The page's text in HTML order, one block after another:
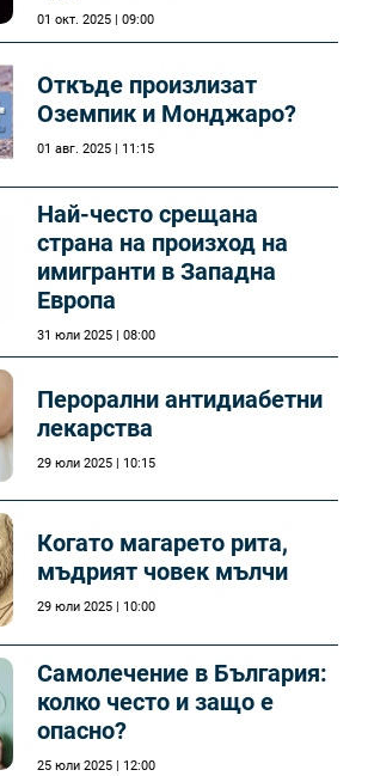
01 окт. 2025 | 09:00
Откъде произлизат
Оземпик и Монджаро?
01 авг. 2025 | 11:15
Най-често срещана
страна на произход на
имигранти в Западна
Европа
31 юли 2025 | 08:00
Перорални антидиабетни
лекарства
29 юли 2025 | 10:15
Когато магарето рита,
мъдрият човек мълчи
29 юли 2025 | 10:00
Самолечeние в България:
колко често и защо е
опасно?
25 юли 2025 | 12:00